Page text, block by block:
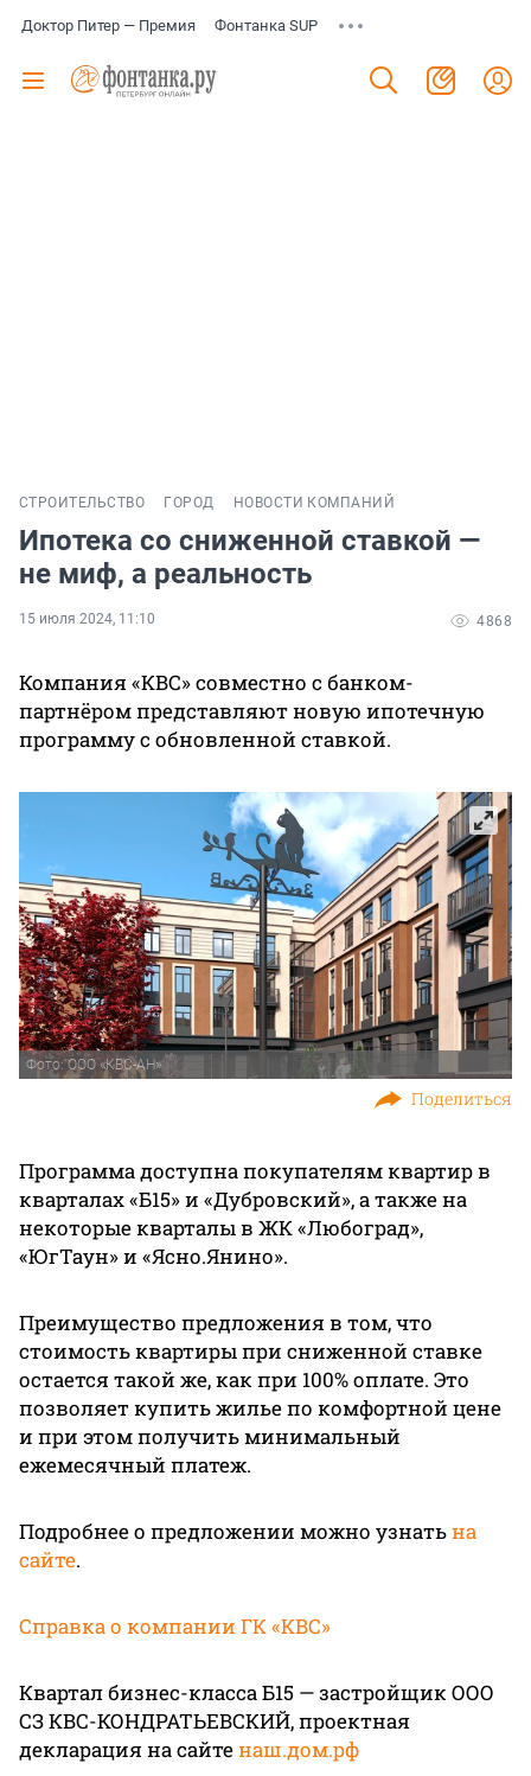
Доктор Питер — Премия Фонтанка SUP
СТРОИТЕЛЬСТВО ГОРОД НОВОСТИ КОМПАНИЙ
Ипотека со сниженной ставкой —
не миф, а реальность
15 июля 2024, 11:10 4868
Компания «КВС» совместно с банком-
партнёром представляют новую ипотечную
программу с обновленной ставкой.
Фото: ООО «КВС-АН»
Поделиться
Программа доступна покупателям квартир в
кварталах «Б15» и «Дубровский», а также на
некоторые кварталы в ЖК «Любоград»,
«ЮгТаун» и «Ясно.Янино».
Преимущество предложения в том, что
стоимость квартиры при сниженной ставке
остается такой же, как при 100% оплате. Это
позволяет купить жилье по комфортной цене
и при этом получить минимальный
ежемесячный платеж.
Подробнее о предложении можно узнатьна
сайте.
Справка о компании ГК «КВС»
Квартал бизнес-класса Б15 — застройщик ООО
СЗ КВС-КОНДРАТЬЕВСКИЙ, проектная
декларация на сайтенаш.дом.рф